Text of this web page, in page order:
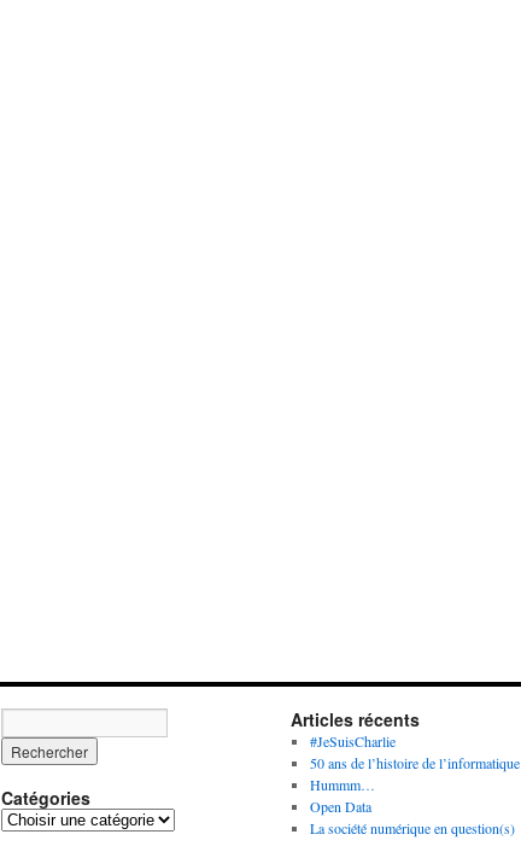
Catégories
C
Articles récents
#JeSuisCharlie
50 ans de l’histoire de l’informatique
Hummm…
Open Data
La société numérique en question(s)